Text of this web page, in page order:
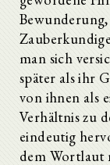
man sich
später als ihr
von ihnen als
Verhältnis zu
eindeutig
dem Wortlaut